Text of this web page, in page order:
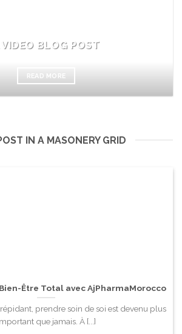
VIDEO BLOG POST
READ MORE
IN A MASONERY GRID
Être Total avec AjPharmaMorocco
prendre soin de soi est devenu plus
que jamais. À [...]